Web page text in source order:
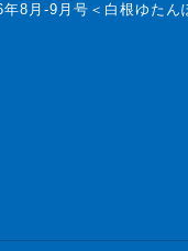
年8月-9月号＜白根ゆたん